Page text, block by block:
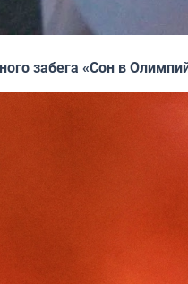
забега «Сон в